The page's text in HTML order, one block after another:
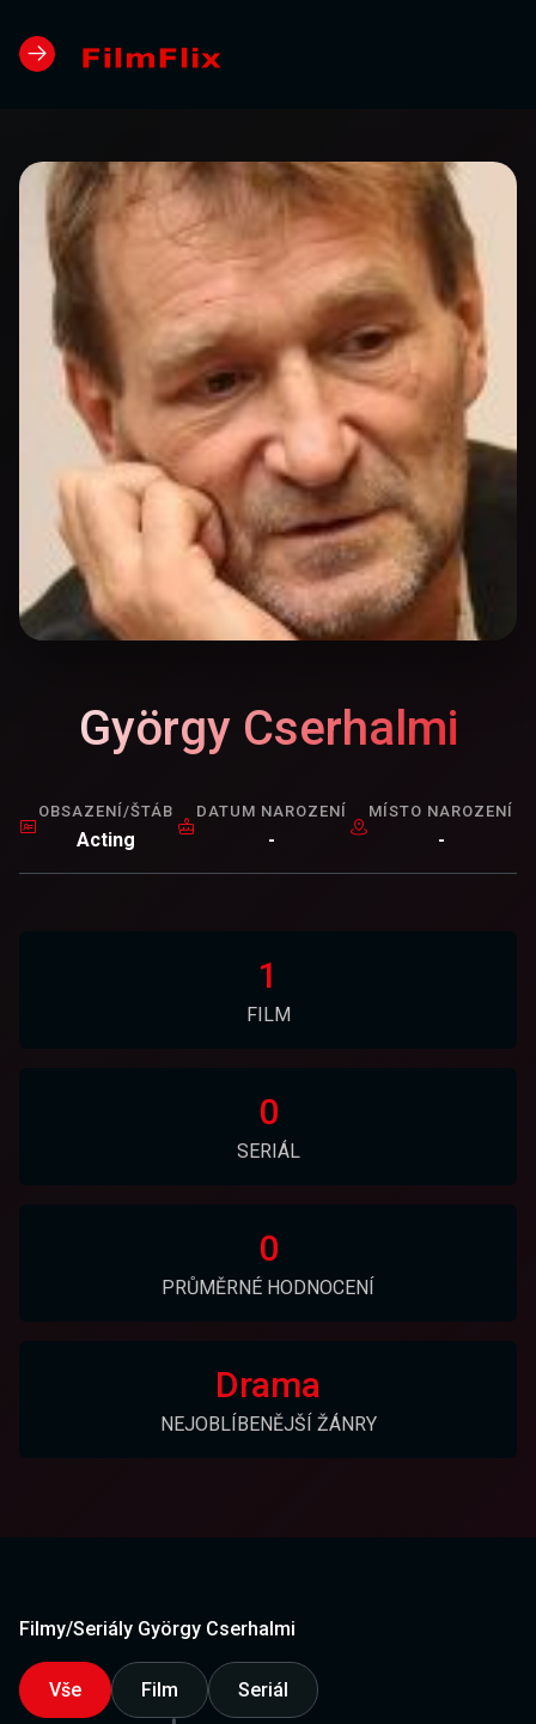
György Cserhalmi
OBSAZENÍ/ŠTÁB
Acting
DATUM NAROZENÍ
-
MÍSTO NAROZENÍ
-
1
FILM
0
SERIÁL
0
PRŮMĚRNÉ HODNOCENÍ
Drama
NEJOBLÍBENĚJŠÍ ŽÁNRY
Filmy/Seriály György Cserhalmi
Vše Film Seriál